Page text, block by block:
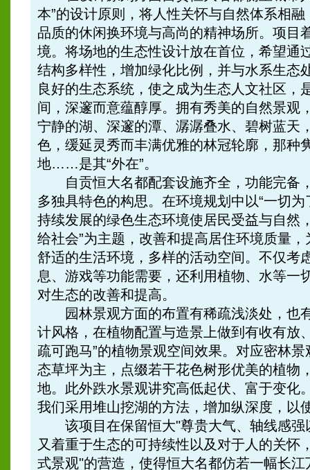
本”的设计原则，将人性关怀与自然体系相
品质的休闲换环境与高尚的精神场所。项目
境。将场地的生态性设计放在首位，希望通
结构多样性，增加绿化比例，并与水系生态
良好的生态系统，使之成为生态人文社区，
间，深邃而意蕴醇厚。拥有秀美的自然景观
宁静的湖、深邃的潭、潺潺叠水、碧树蓝天
色，缓延灵秀而丰满优雅的林冠轮廓，那种
地……是其“外在”。
自贡恒大名都配套设施齐全，功能完备
多独具特色的构思。在环境规划中以“一切
持续发展的绿色生态环境使居民受益与自然
给社会”为主题，改善和提高居住环境质量
舒适的生活环境，多样的活动空间。不仅考
息、游戏等功能需要，还利用植物、水等一
对生态的改善和提高。
园林景观方面的布置有稀疏浅淡处，也
计风格，在植物配置与造景上做到有收有放
疏可跑马”的植物景观空间效果。对应密林
态草坪为主，点缀若干花色树形优美的植物
地。此外跌水景观讲究高低起伏、富于变化
我们采用堆山挖湖的方法，增加纵深度，以
该项目在保留恒大"尊贵大气、轴线感强
又着重于生态的可持续性以及对于人的关怀
式景观"的营造，使得恒大名都仿若一幅长